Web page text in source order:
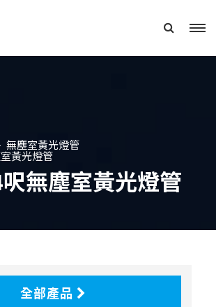
無塵室黃光燈管
黃光燈管
呎無塵室黃光燈管
全部產品